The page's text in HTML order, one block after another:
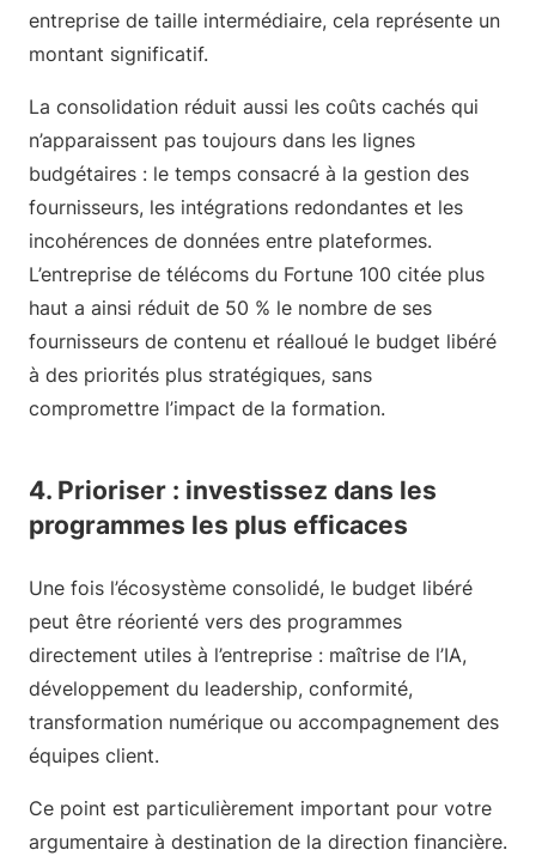
entreprise de taille intermédiaire, cela représente un
montant significatif.
La consolidation réduit aussi les coûts cachés qui
n’apparaissent pas toujours dans les lignes
budgétaires : le temps consacré à la gestion des
fournisseurs, les intégrations redondantes et les
incohérences de données entre plateformes.
L’entreprise de télécoms du Fortune 100 citée plus
haut a ainsi réduit de 50 % le nombre de ses
fournisseurs de contenu et réalloué le budget libéré
à des priorités plus stratégiques, sans
compromettre l’impact de la formation.
4. Prioriser : investissez dans les
programmes les plus efficaces
Une fois l’écosystème consolidé, le budget libéré
peut être réorienté vers des programmes
directement utiles à l’entreprise : maîtrise de l’IA,
développement du leadership, conformité,
transformation numérique ou accompagnement des
équipes client.
Ce point est particulièrement important pour votre
argumentaire à destination de la direction financière.